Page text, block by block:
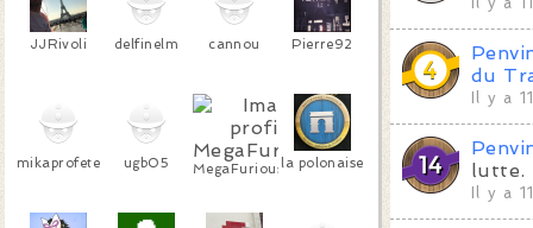
JJRivoli delfinelm cannou Pierre92
mikaprofete ugb05 MegaFuriousMilfla polonaise
du
Il y a
lutte.
Il y a